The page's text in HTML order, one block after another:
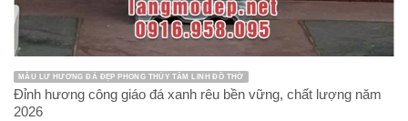
MẪU LƯ HƯƠNG ĐÁ ĐẸP PHONG THỦY TÂM LINH ĐỒ THỜ
Đỉnh hương công giáo đá xanh rêu bền vững, chất lượng năm
2026